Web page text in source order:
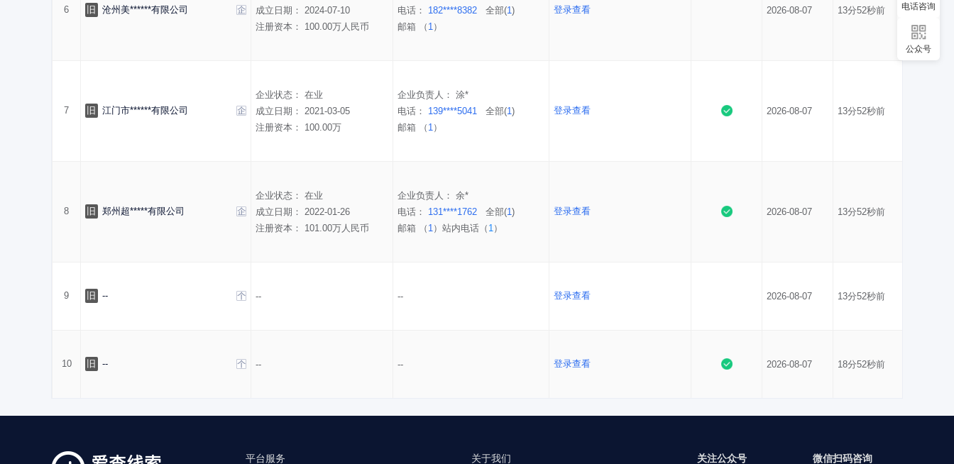
6 旧 沧州美******有限公司
成立日期： 2024-07-10
注册资本： 100.00万人民币
电话： 182****8382 全部(1)
邮箱 （ 1）
登录查看 2026-08-07 13分52秒前
7 旧 江门市******有限公司
企业状态： 在业
成立日期： 2021-03-05
注册资本： 100.00万
企业负责人： 涂*
电话： 139****5041 全部(1)
邮箱 （ 1）
登录查看 2026-08-07 13分52秒前
8 旧 郑州超*****有限公司
企业状态： 在业
成立日期： 2022-01-26
注册资本： 101.00万人民币
企业负责人： 余*
电话： 131****1762 全部(1)
邮箱 （ 1） 站内电话（ 1）
登录查看 2026-08-07 13分52秒前
9 旧 -- -- -- 登录查看 2026-08-07 13分52秒前
10 旧 -- -- -- 登录查看 2026-08-07 18分52秒前
平台服务 关于我们 关注公众号 微信扫码咨询
电话咨询
公众号